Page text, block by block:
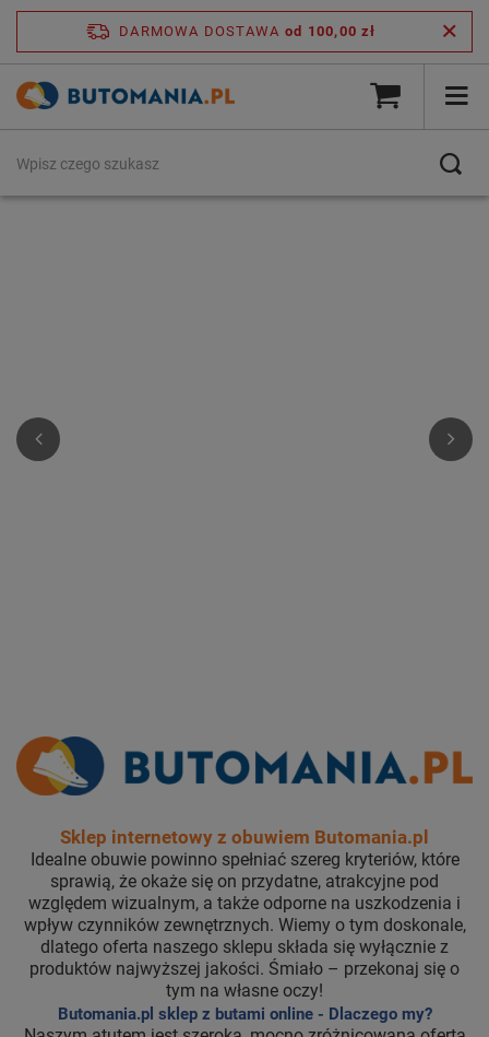
DARMOWA DOSTAWA od 100,00 zł
Sklep internetowy z obuwiem Butomania.pl
Idealne obuwie powinno spełniać szereg kryteriów, które
sprawią, że okaże się on przydatne, atrakcyjne pod
względem wizualnym, a także odporne na uszkodzenia i
wpływ czynników zewnętrznych. Wiemy o tym doskonale,
dlatego oferta naszego sklepu składa się wyłącznie z
produktów najwyższej jakości. Śmiało – przekonaj się o
tym na własne oczy!
Butomania.pl sklep z butami online - Dlaczego my?